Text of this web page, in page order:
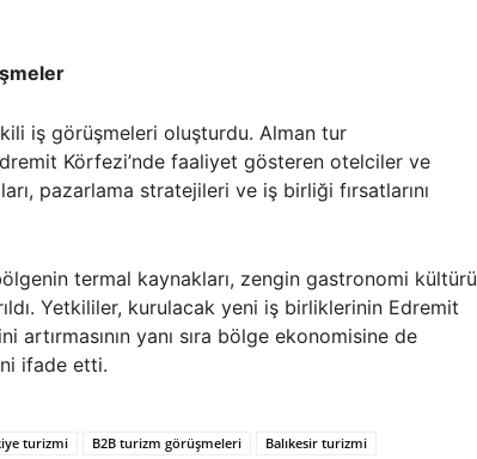
iş görüşmeleri oluşturdu. Alman tur
Körfezi’nde faaliyet gösteren otelciler ve
pazarlama stratejileri ve iş birliği fırsatlarını
termal kaynakları, zengin gastronomi kültürü
Yetkililer, kurulacak yeni iş birliklerinin Edremit
artırmasının yanı sıra bölge ekonomisine de
ifade etti.
turizmi B2B turizm görüşmeleri
Balıkesir turizmi